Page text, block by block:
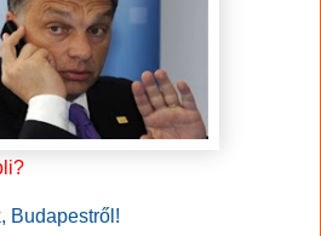
Budapestről!